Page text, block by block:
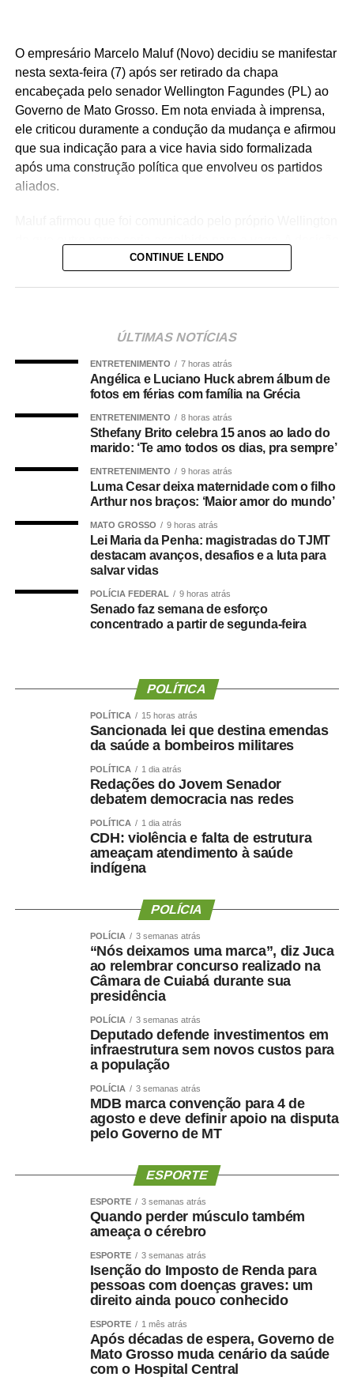
O empresário Marcelo Maluf (Novo) decidiu se manifestar
nesta sexta-feira (7) após ser retirado da chapa
encabeçada pelo senador Wellington Fagundes (PL) ao
Governo de Mato Grosso. Em nota enviada à imprensa,
ele criticou duramente a condução da mudança e afirmou
que sua indicação para a vice havia sido formalizada
após uma construção política que envolveu os partidos
aliados.
foi tomada na noite de quinta-feira (6), quando o PL
Para o empresário, a alteração não representa apenas
de compromisso.
Trata-se da forma como a política é conduzida.”
Segundo Maluf, sua participação na chapa não nasceu
de uma negociação informal. Ele afirmou que aceitou o
convite depois de uma decisão política que, inclusive, foi
“Foi uma escolha política apresentada, construída e
formalizada dentro do processo partidário, inclusive com
a realização da convenção.”
A partir da definição, afirmou o empresário, pessoas
“Fiz isso de boa-fé, acreditando na palavra empenhada e
na seriedade de uma decisão tomada por quem pretende
governar Mato Grosso.”
A manifestação ocorre apenas dois dias depois de Maluf
confirmar publicamente sua indicação para a vice.
Durante a convenção do Novo, na quarta-feira (5), ele
chegou a descartar a possibilidade de uma nova
“Martelo batido, prego batido e ponta virada”, disse na
Na mesma oportunidade, Maluf confirmou a aliança entre
Novo, PL e MDB e afirmou que as siglas haviam chegado
a um consenso para caminhar juntas nas eleições.
A escolha de Farina representa uma mudança de última
hora na chapa de Wellington, depois de semanas de
negociações envolvendo a vaga de vice. Antes de ser
indicado, Maluf havia desistido de uma pré-candidatura
própria ao Governo pelo Novo para contribuir com a
composição liderada pelo senador.
Na nota desta sexta-feira, Maluf ampliou as críticas e
demonstrar capacidade de cumprir compromissos
“Quem pretende governar um Estado precisa, antes de
respeitar compromissos, aliados e pessoas que
aceitaram caminhar ao seu lado.”
O empresário também afirmou que não pretende
naturalizar o episódio como parte da disputa eleitoral.
“Não faço política dessa maneira e não aceitarei
CONTINUE LENDO
ÚLTIMAS NOTÍCIAS
ENTRETENIMENTO 7 horas atrás
Angélica e Luciano Huck abrem álbum de
fotos em férias com família na Grécia
ENTRETENIMENTO 8 horas atrás
Sthefany Brito celebra 15 anos ao lado do
marido: ‘Te amo todos os dias, pra sempre’
ENTRETENIMENTO 9 horas atrás
Luma Cesar deixa maternidade com o filho
Arthur nos braços: ‘Maior amor do mundo’
MATO GROSSO 9 horas atrás
Lei Maria da Penha: magistradas do TJMT
destacam avanços, desafios e a luta para
salvar vidas
POLÍCIA FEDERAL 9 horas atrás
Senado faz semana de esforço
concentrado a partir de segunda-feira
POLÍTICA
POLÍTICA 15 horas atrás
Sancionada lei que destina emendas
da saúde a bombeiros militares
POLÍTICA 1 dia atrás
Redações do Jovem Senador
debatem democracia nas redes
POLÍTICA 1 dia atrás
CDH: violência e falta de estrutura
ameaçam atendimento à saúde
indígena
POLÍCIA
POLÍCIA 3 semanas atrás
“Nós deixamos uma marca”, diz Juca
ao relembrar concurso realizado na
Câmara de Cuiabá durante sua
presidência
POLÍCIA 3 semanas atrás
Deputado defende investimentos em
infraestrutura sem novos custos para
a população
POLÍCIA 3 semanas atrás
MDB marca convenção para 4 de
agosto e deve definir apoio na disputa
pelo Governo de MT
ESPORTE
ESPORTE 3 semanas atrás
Quando perder músculo também
ameaça o cérebro
ESPORTE 3 semanas atrás
Isenção do Imposto de Renda para
pessoas com doenças graves: um
direito ainda pouco conhecido
ESPORTE 1 mês atrás
Após décadas de espera, Governo de
Mato Grosso muda cenário da saúde
com o Hospital Central